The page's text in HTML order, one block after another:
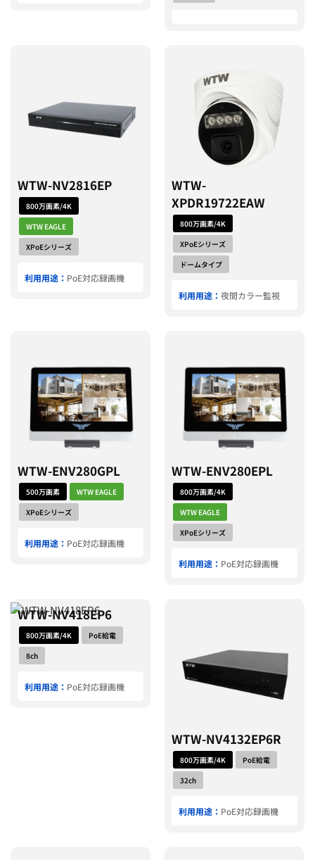
WTW-NV2816EP
800万画素/4K
WTW EAGLE
XPoEシリーズ
利用用途： PoE対応録画機
WTW-
XPDR19722EAW
800万画素/4K
XPoEシリーズ
ドームタイプ
利用用途： 夜間カラー監視
WTW-ENV280GPL
500万画素
WTW EAGLE
XPoEシリーズ
利用用途： PoE対応録画機
WTW-ENV280EPL
800万画素/4K
WTW EAGLE
XPoEシリーズ
利用用途： PoE対応録画機
WTW-NV418EP6
800万画素/4K
PoE給電
8ch
利用用途： PoE対応録画機
WTW-NV4132EP6R
800万画素/4K
PoE給電
32ch
利用用途： PoE対応録画機